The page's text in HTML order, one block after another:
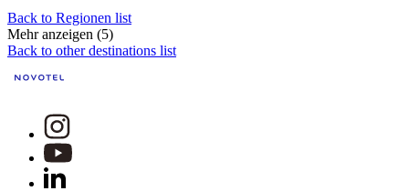
Back to Regionen list
Mehr anzeigen (5)
Back to other destinations list